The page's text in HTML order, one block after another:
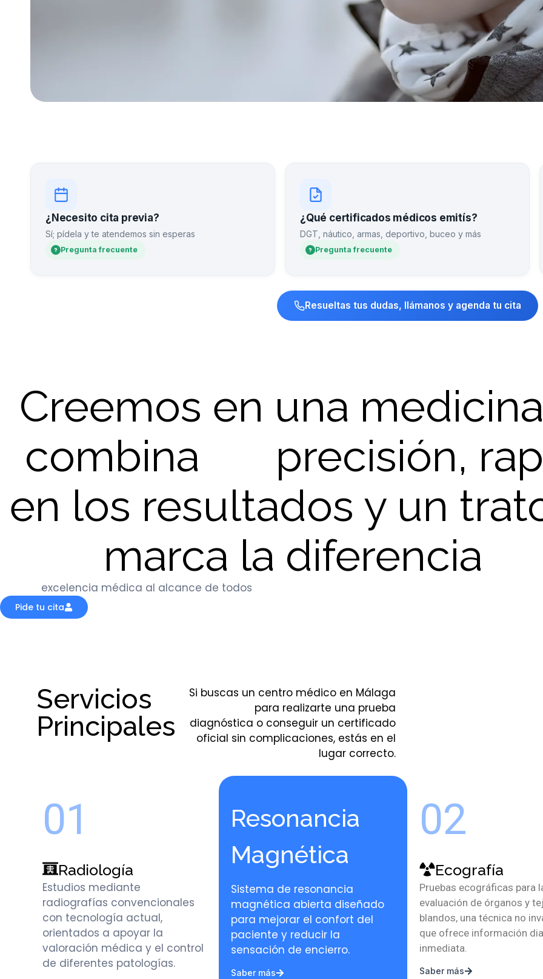
¿Necesito cita previa?
Sí; pídela y te atendemos sin esperas
Pregunta frecuente
¿Qué certificados médicos emitís?
DGT, náutico, armas, deportivo, buceo y más
Pregunta frecuente
Resueltas tus dudas, llámanos y agenda tu cita
Creemos en una
combina
precisión,
en los resultados y un
marca la diferencia
excelencia médica al alcance de todos
Pide tu cita
Servicios
Principales
Si buscas un centro médico en Málaga
para realizarte una prueba
diagnóstica o conseguir un certificado
oficial sin complicaciones, estás en el
lugar correcto.
01
Radiología
Estudios mediante
radiografías convencionales
con tecnología actual,
orientados a apoyar la
valoración médica y el control
de diferentes patologías.
Resonancia
Magnética
Sistema de resonancia
magnética abierta diseñado
para mejorar el confort del
paciente y reducir la
sensación de encierro.
Saber más
02
Ecografía
Pruebas ecográficas para
evaluación de órganos y
blandos, una técnica no
que ofrece información
inmediata.
Saber más